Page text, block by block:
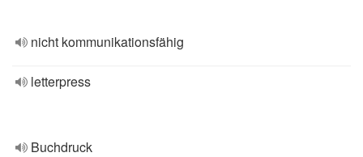
nicht kommunikationsfähig
letterpress
Buchdruck